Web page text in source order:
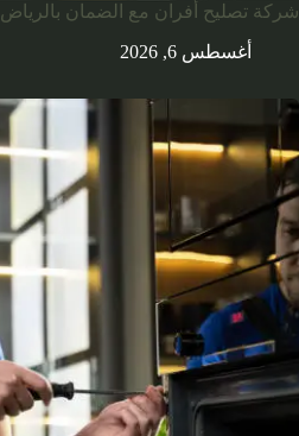
شركة تصليح أفران مع الضمان بالرياض
أغسطس 6, 2026